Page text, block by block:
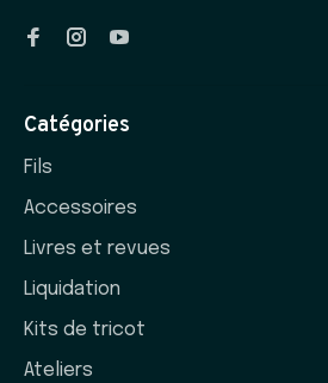
Catégories
Fils
Accessoires
Livres et revues
Liquidation
Kits de tricot
Ateliers